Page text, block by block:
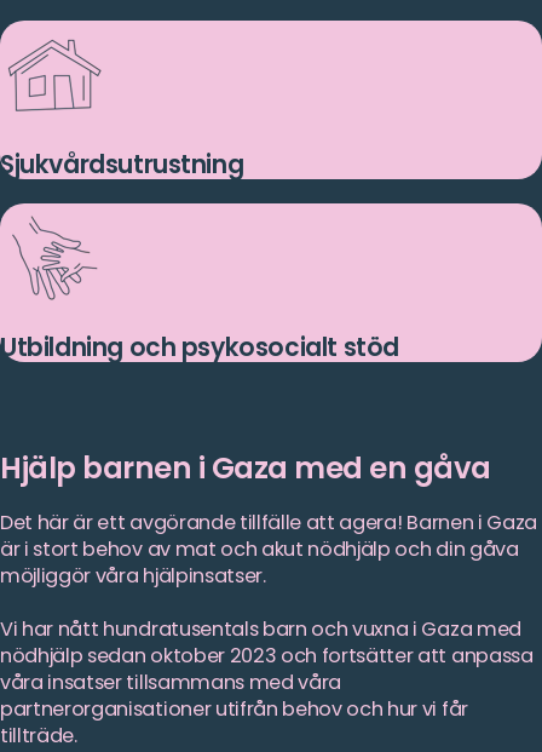
Sjukvårdsutrustning
Utbildning och psykosocialt stöd
Hjälp barnen i Gaza med en gåva
Det här är ett avgörande tillfälle att agera! Barnen i Gaza
är i stort behov av mat och akut nödhjälp och din gåva
möjliggör våra hjälpinsatser.
Vi har nått hundratusentals barn och vuxna i Gaza med
nödhjälp sedan oktober 2023 och fortsätter att anpassa
våra insatser tillsammans med våra
partnerorganisationer utifrån behov och hur vi får
tillträde.
Speltid
1